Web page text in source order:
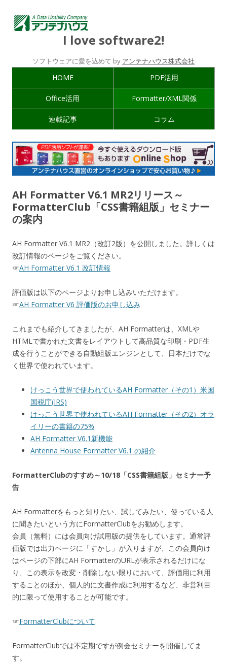
I love software2!
ソフトウェアに愛を込めて by アンテナハウス株式会社
HOME PDF活用
Office活用 Formatter/XML関係
連載記事 コラム
AH Formatter V6.1 MR2リリース～
FormatterClub「CSS書籍組版」セミナー
の案内
AH Formatter V6.1 MR2（改訂2版）を公開しました。詳しくは
改訂情報のページをご覧ください。
☞AH Formatter V6.1 改訂情報
評価版は以下のページよりお申し込みいただけます。
☞AH Formatter V6 評価版のお申し込み
これまでも紹介してきましたが、AH Formatterは、XMLや
HTMLで書かれた文書をレイアウトして高品質な印刷・PDF生
成を行うことができる自動組版エンジンとして、日本だけでな
く世界で使われています。
けっこう世界で使われているAH Formatter（その1）米国
国税庁(IRS)
けっこう世界で使われているAH Formatter（その2）オラ
イリーの書籍の75%
AH Formatter V6.1新機能
Antenna House Formatter V6.1 の紹介
FormatterClubのすすめ～10/18「CSS書籍組版」セミナー予
告
AH Formatterをもっと知りたい、試してみたい、使っている人
に聞きたいという方にFormatterClubをお勧めします。
会員（無料）には会員向け試用版の提供をしています。通常評
価版では出力ページに「すかし」が入りますが、この会員向け
はページの下部にAH FormatterのURLが表示されるだけにな
り、この表示を改変・削除しない限りにおいて、評価用に利用
することのほか、個人的に文書作成に利用するなど、非営利目
的に限って使用することが可能です。
☞FormatterClubについて
FormatterClubでは不定期ですが例会セミナーを開催してま
す。